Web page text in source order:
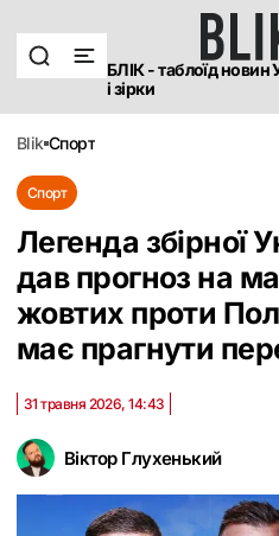
БЛІК - таблоїд новин
і зірки
blik спорт
Спорт
Легенда збірної
дав прогноз на
жовтих проти
має прагнути
Віктор Глухенький
31 травня 2026, 14:43